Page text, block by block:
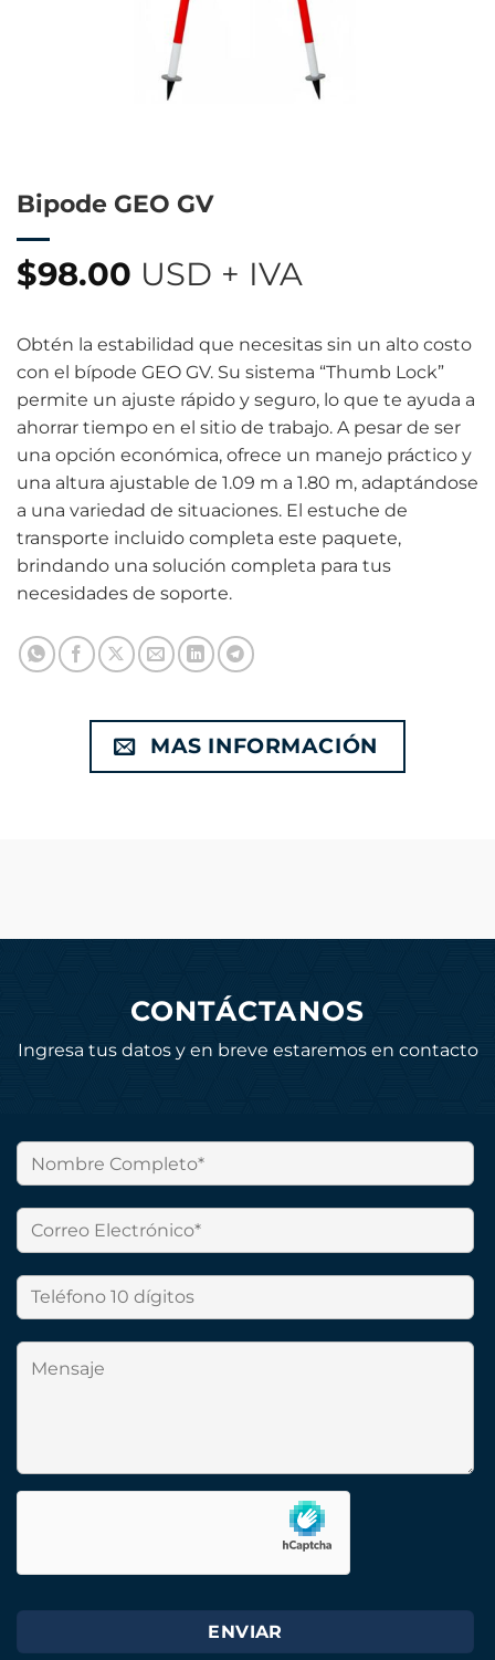
Bipode GEO GV
$98.00 USD + IVA
Obtén la estabilidad que necesitas sin un alto costo
con el bípode GEO GV. Su sistema “Thumb Lock”
permite un ajuste rápido y seguro, lo que te ayuda a
ahorrar tiempo en el sitio de trabajo. A pesar de ser
una opción económica, ofrece un manejo práctico y
una altura ajustable de 1.09 m a 1.80 m, adaptándose
a una variedad de situaciones. El estuche de
transporte incluido completa este paquete,
brindando una solución completa para tus
necesidades de soporte.
MAS INFORMACIÓN
CONTÁCTANOS
Ingresa tus datos y en breve estaremos en contacto